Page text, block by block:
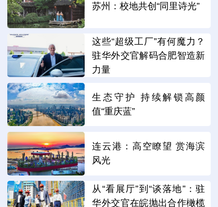
苏州：校地共创“同里诗光”
这些“超级工厂”有何魔力？
驻华外交官解码合肥智造新
力量
生态守护 持续解锁高颜
值“重庆蓝”
连云港：高空瞭望 赏海滨
风光
从“看展厅”到“谈落地”：驻
华外交官在皖抛出合作橄榄